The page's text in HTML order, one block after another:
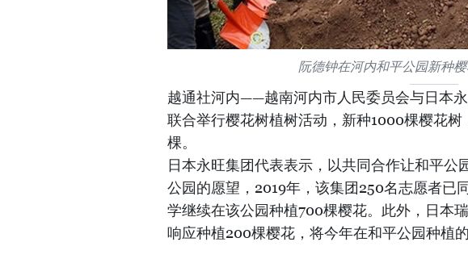
阮德钟在河内和平公园新种
越通社河内——越南河内市人民委员会与日本
联合举行樱花树植树活动，新种1000棵樱花
棵。
日本永旺集团代表表示，以共同合作让和平公
公园的愿望，2019年，该集团250名志愿者已
学继续在该公园种植700棵樱花。此外，日本
响应种植200棵樱花，将今年在和平公园种植